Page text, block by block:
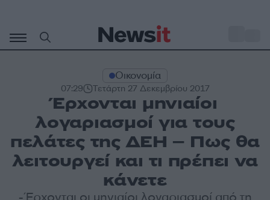
περιεχόμενο
Οικονομία
07:29 Τετάρτη 27 Δεκεμβρίου 2017
Έρχονται μηνιαίοι
λογαριασμοί για τους
πελάτες της ΔΕΗ – Πως θα
λειτουργεί και τι πρέπει να
κάνετε